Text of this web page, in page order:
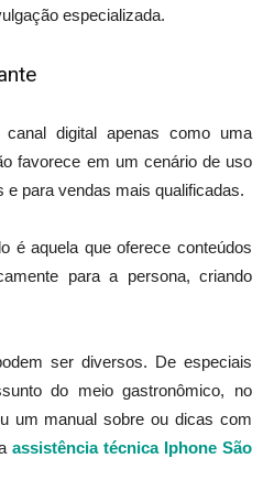
especializada.
digital apenas como uma
favorece em um cenário de uso
para vendas mais qualificadas.
é aquela que oferece conteúdos
para a persona, criando
ser diversos. De especiais
do meio gastronômico, no
um manual sobre ou dicas com
assistência técnica Iphone São